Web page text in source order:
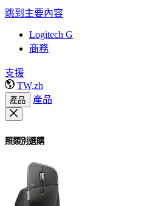
跳到主要內容
Logitech G
商務
支援
TW,zh
產品 產品
照類別選購